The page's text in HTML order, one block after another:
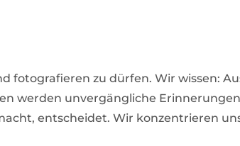
fotografieren zu dürfen. Wir wissen:
werden unvergängliche
entscheidet. Wir konzentrieren